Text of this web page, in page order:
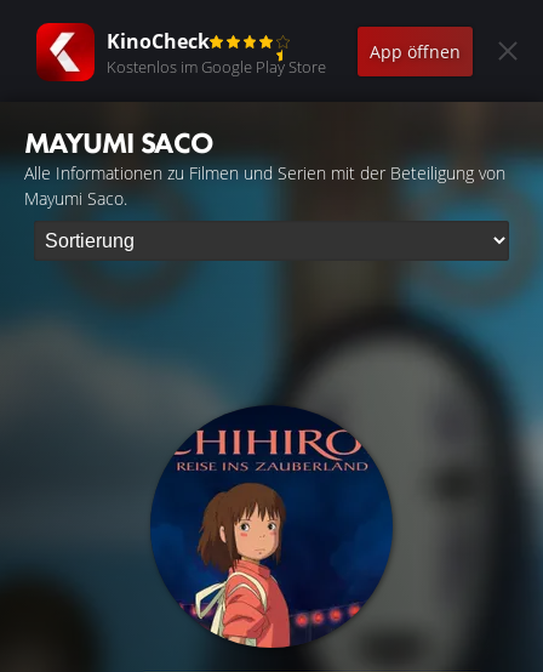
KinoCheck
Kostenlos im Google Play Store
App öffnen
MAYUMI SACO
Alle Informationen zu Filmen und Serien mit der Beteiligung von
Mayumi Saco.